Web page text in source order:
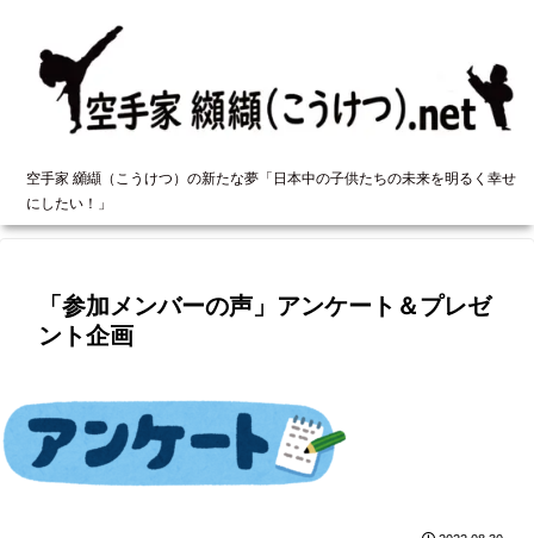
空手家 纐纈（こうけつ）の新たな夢「日本中の子供たちの未来を明るく幸せ
にしたい！」
「参加メンバーの声」アンケート＆プレゼ
ント企画